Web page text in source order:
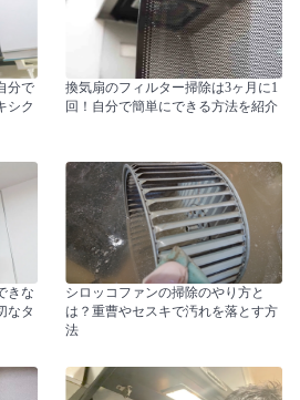
分で
シク
換気扇のフィルター掃除は3ヶ月に1
回！自分で簡単にできる方法を紹介
きな
なタ
シロッコファンの掃除のやり方と
は？重曹やセスキで汚れを落とす方
法